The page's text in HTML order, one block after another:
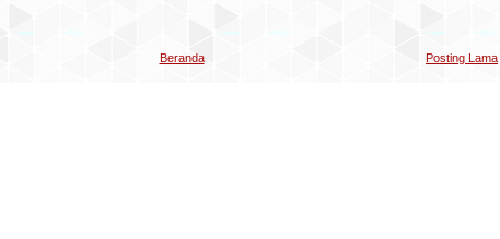
Posting Lama
Beranda